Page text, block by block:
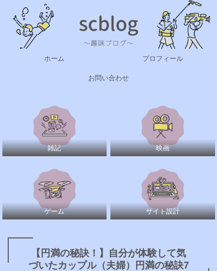
ホーム プロフィール
お問い合わせ
雑記 映画
ゲーム サイト設計
【円満の秘訣！】自分が体験して気
づいたカップル（夫婦）円満の秘訣7